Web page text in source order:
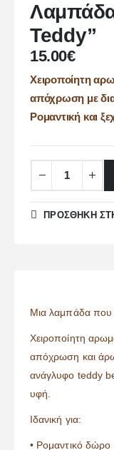
Teddy”
15.00€
Χειροποίητη
απόχρωση με
Ρομαντική και
ΠΡΌΣΘΉΚΗ
Μια λαμπάδα που
Χειροποίητη
απόχρωση και
ανάγλυφο teddy
υφή.
Ιδανική για:
• Ρομαντικό δώρο